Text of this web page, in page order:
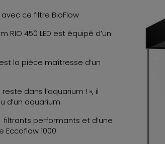
ce filtre BioFlow
RIO 450 LED est équipé d’un
la pièce maîtresse d’un
dans l’aquarium ! », il
d’un aquarium.
performants et d’une
1000.